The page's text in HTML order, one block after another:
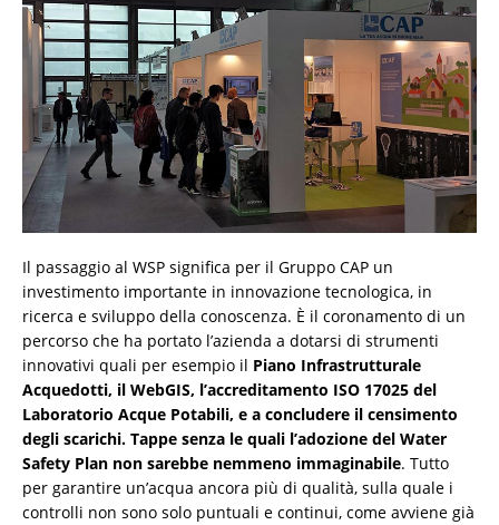
Il passaggio al WSP significa per il Gruppo CAP un
investimento importante in innovazione tecnologica, in
ricerca e sviluppo della conoscenza. È il coronamento di un
percorso che ha portato l’azienda a dotarsi di strumenti
innovativi quali per esempio il Piano Infrastrutturale
Acquedotti, il WebGIS, l’accreditamento ISO 17025 del
Laboratorio Acque Potabili, e a concludere il censimento
degli scarichi. Tappe senza le quali l’adozione del Water
Safety Plan non sarebbe nemmeno immaginabile. Tutto
per garantire un’acqua ancora più di qualità, sulla quale i
controlli non sono solo puntuali e continui, come avviene già